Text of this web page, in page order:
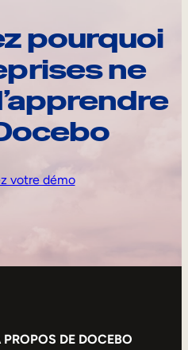
pourquoi
ne
votre démo
DE DOCEBO